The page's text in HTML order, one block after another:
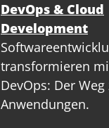
DevOps & Cloud
Development
transformieren
DevOps: Der
Anwendungen.